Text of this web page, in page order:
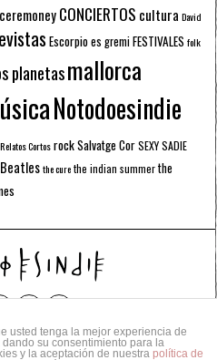
ceremoneyCONCIERTOS cultura David
Escorpioes gremiFESTIVALES folk
planetasmallorca
Notodoesindie
Relatos CortosrockSalvatge CorSEXY SADIE
the curethe indian summerthe
reservados.
usted tenga la mejor experiencia de
su consentimiento para la
y la aceptación de nuestra política de